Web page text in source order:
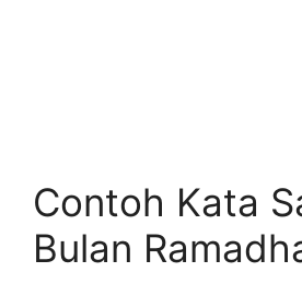
Contoh Kata
Bulan